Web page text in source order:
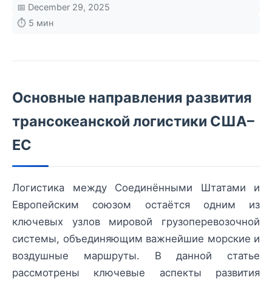
📅 December 29, 2025
⏱️ 5 мин
Основные направления развития
трансокеанской логистики США–
ЕС
Логистика между Соединёнными Штатами и
Европейским союзом остаётся одним из
ключевых узлов мировой грузоперевозочной
системы, объединяющим важнейшие морские и
воздушные маршруты. В данной статье
рассмотрены ключевые аспекты развития